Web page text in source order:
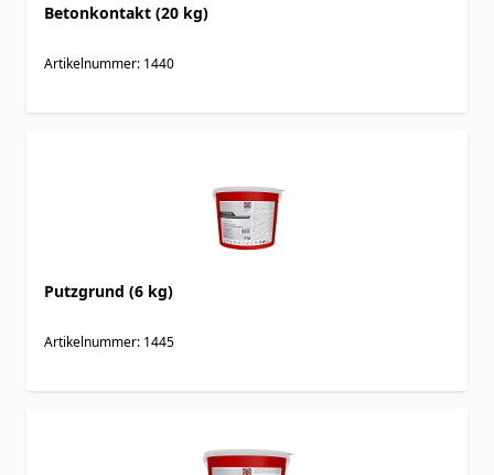
Betonkontakt (20 kg)
Artikelnummer: 1440
Putzgrund (6 kg)
Artikelnummer: 1445